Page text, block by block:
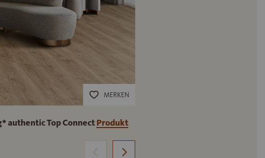
MERKEN
authentic Top ConnectProdukt